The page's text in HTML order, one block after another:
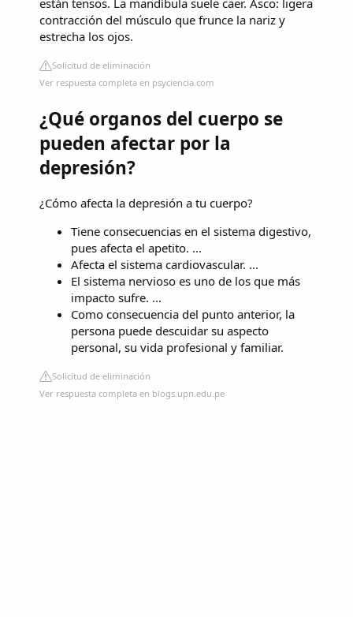
están tensos. La mandíbula suele caer. Asco: ligera
contracción del músculo que frunce la nariz y
estrecha los ojos.
Solicitud de eliminación
Ver respuesta completa en psyciencia.com
¿Qué organos del cuerpo se
pueden afectar por la
depresión?
¿Cómo afecta la depresión a tu cuerpo?
Tiene consecuencias en el sistema digestivo,
pues afecta el apetito. ...
Afecta el sistema cardiovascular. ...
El sistema nervioso es uno de los que más
impacto sufre. ...
Como consecuencia del punto anterior, la
persona puede descuidar su aspecto
personal, su vida profesional y familiar.
Solicitud de eliminación
Ver respuesta completa en blogs.upn.edu.pe